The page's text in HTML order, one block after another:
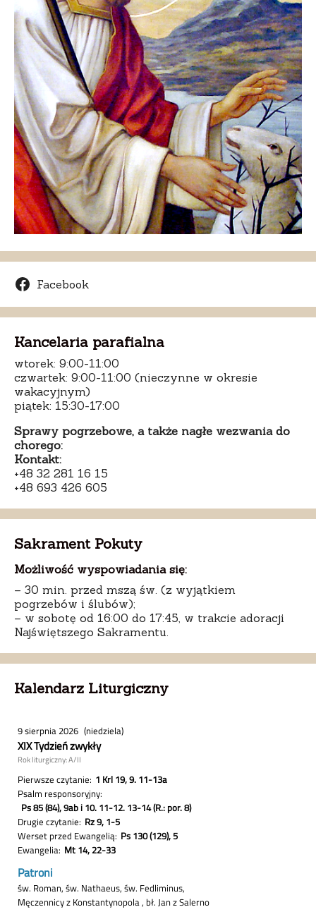
Facebook
Kancelaria parafialna
wtorek: 9:00-11:00
czwartek: 9:00-11:00 (nieczynne w okresie
wakacyjnym)
piątek: 15:30-17:00
Sprawy pogrzebowe, a także nagłe wezwania do
chorego:
Kontakt:
+48 32 281 16 15
+48 693 426 605
Sakrament Pokuty
Możliwość wyspowiadania się:
– 30 min. przed mszą św. (z wyjątkiem
pogrzebów i ślubów);
– w sobotę od 16:00 do 17:45, w trakcie adoracji
Najświętszego Sakramentu.
Kalendarz Liturgiczny